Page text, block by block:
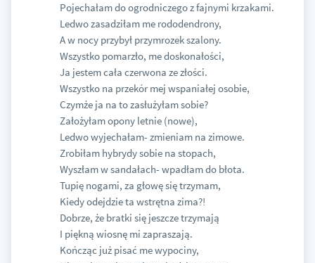
Pojechałam do ogrodniczego z fajnymi krzakami.
Ledwo zasadziłam me rododendrony,
A w nocy przybył przymrozek szalony.
Wszystko pomarzło, me doskonałości,
Ja jestem cała czerwona ze złości.
Wszystko na przekór mej wspaniałej osobie,
Czymże ja na to zasłużyłam sobie?
Założyłam opony letnie (nowe),
Ledwo wyjechałam- zmieniam na zimowe.
Zrobiłam hybrydy sobie na stopach,
Wyszłam w sandałach- wpadłam do błota.
Tupię nogami, za głowę się trzymam,
Kiedy odejdzie ta wstrętna zima?!
Dobrze, że bratki się jeszcze trzymają
I piękną wiosnę mi zapraszają.
Kończąc już pisać me wypociny,